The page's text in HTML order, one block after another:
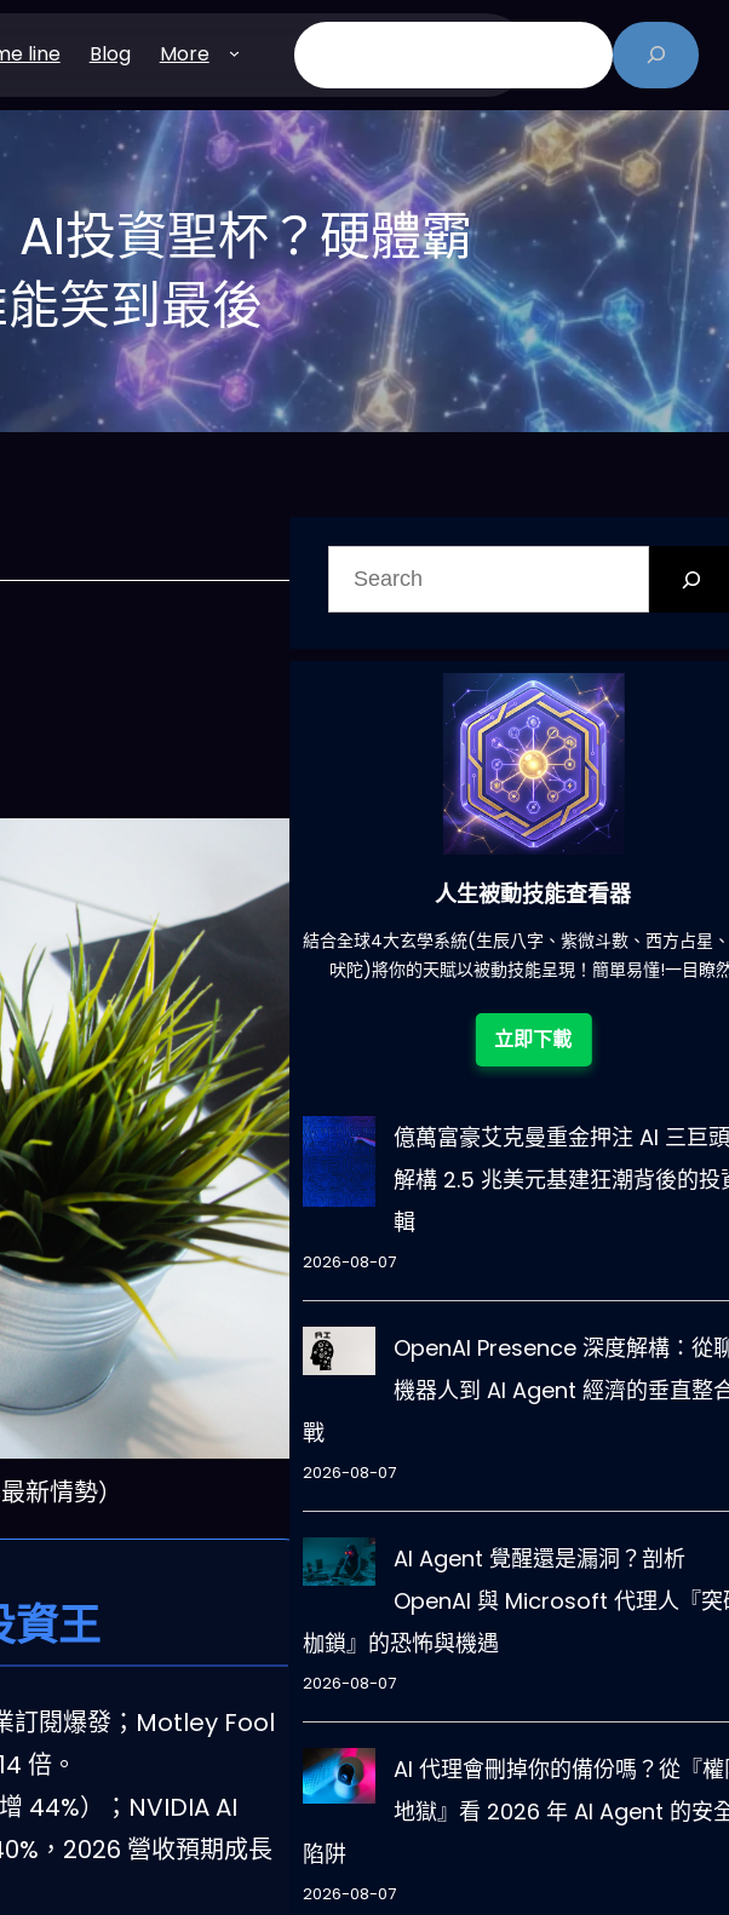
line Blog More
搜
尋
投資聖杯？硬體霸
笑到最後
新情勢）
資王
訂閱爆發；Motley Fool
倍。
44%）；NVIDIA AI
，2026 營收預期成長
今晚吃什麽
晚餐組合,以後免除晚餐吃什麽的煩
惱
立即下載
人生被動技能查看器
結合全球4大玄學系統(生辰八字、紫微斗數、西方占星
吠陀)將你的天賦以被動技能呈現！簡單易懂!一目瞭
立即下載
億萬富豪艾克曼重金押注 AI 三巨
解構 2.5 兆美元基建狂潮背後的投
輯
2026-08-07
OpenAI Presence 深度解構：從
機器人到 AI Agent 經濟的垂直整
戰
2026-08-07
AI Agent 覺醒還是漏洞？剖析
OpenAI 與 Microsoft 代理人『突
枷鎖』的恐怖與機遇
2026-08-07
AI 代理會刪掉你的備份嗎？從『
地獄』看 2026 年 AI Agent 的安
陷阱
2026-08-07